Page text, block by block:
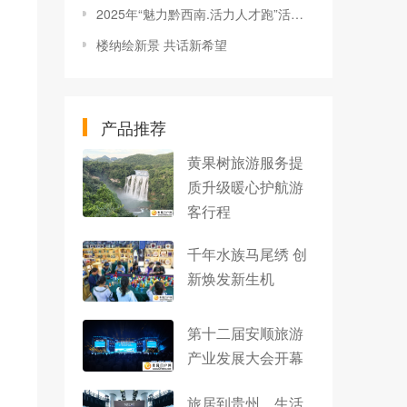
2025年“魅力黔西南.活力人才跑”活动开跑
楼纳绘新景 共话新希望
产品推荐
黄果树旅游服务提
质升级暖心护航游
客行程
千年水族马尾绣 创
新焕发新生机
第十二届安顺旅游
产业发展大会开幕